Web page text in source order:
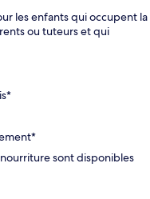
les enfants qui occupent la
ou tuteurs et qui
sont disponibles